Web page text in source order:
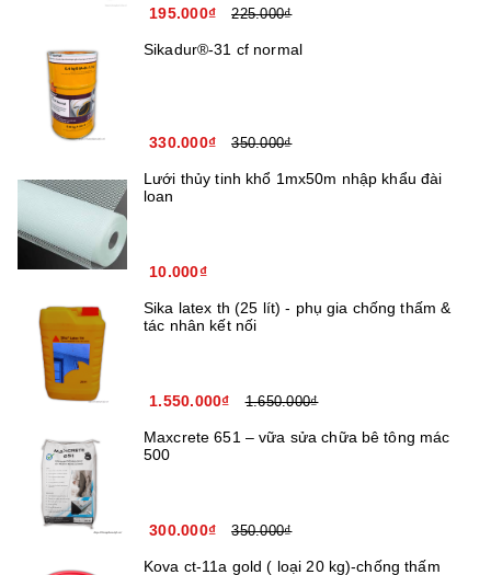
195.000₫ 225.000₫
Sikadur®-31 cf normal
330.000₫ 350.000₫
Lưới thủy tinh khổ 1mx50m nhập khẩu đài
loan
10.000₫
Sika latex th (25 lít) - phụ gia chống thấm &
tác nhân kết nối
1.550.000₫ 1.650.000₫
Maxcrete 651 – vữa sửa chữa bê tông mác
500
300.000₫ 350.000₫
Kova ct-11a gold ( loại 20 kg)-chống thấm